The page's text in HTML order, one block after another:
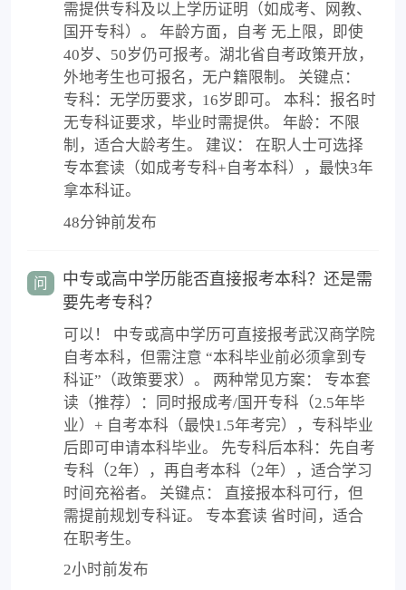
需提供专科及以上学历证明（如成考、网教、
国开专科）。 年龄方面，自考 无上限，即使
40岁、50岁仍可报考。湖北省自考政策开放，
外地考生也可报名，无户籍限制。 关键点：
专科：无学历要求，16岁即可。 本科：报名时
无专科证要求，毕业时需提供。 年龄：不限
制，适合大龄考生。 建议： 在职人士可选择
专本套读（如成考专科+自考本科），最快3年
拿本科证。
48分钟前发布
问
中专或高中学历能否直接报考本科？还是需
要先考专科？
可以！ 中专或高中学历可直接报考武汉商学院
自考本科，但需注意 “本科毕业前必须拿到专
科证”（政策要求）。 两种常见方案： 专本套
读（推荐）：同时报成考/国开专科（2.5年毕
业）+ 自考本科（最快1.5年考完），专科毕业
后即可申请本科毕业。 先专科后本科：先自考
专科（2年），再自考本科（2年），适合学习
时间充裕者。 关键点： 直接报本科可行，但
需提前规划专科证。 专本套读 省时间，适合
在职考生。
2小时前发布